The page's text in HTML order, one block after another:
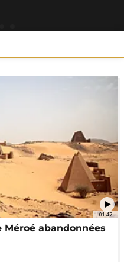
01:47
Méroé abandonnées